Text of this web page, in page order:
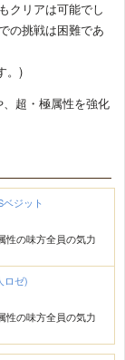
クリアは可能でし
の挑戦は困難であ
。)
超・極属性を強化
ジット
性の味方全員の気力
ロゼ)
性の味方全員の気力